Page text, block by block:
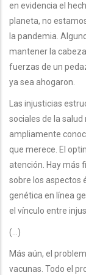
en evidencia el
planeta, no
la pandemia.
mantener la
fuerzas de un
ya sea ahogaron.
Las injusticias
sociales de la salud
ampliamente
que merece. El
atención. Hay más
sobre los aspectos
genética en línea
el vínculo entre
(...)
Más aún, el
vacunas. Todo el